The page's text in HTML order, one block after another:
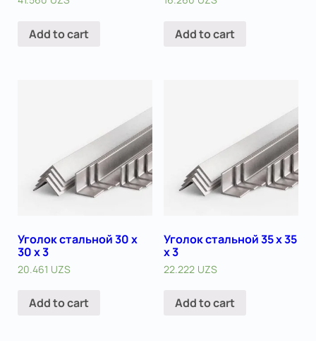
Add to cart Add to cart
Уголок стальной 30 х
30 x 3
20.461 UZS
Add to cart
Уголок стальной 35 х 35
x 3
22.222 UZS
Add to cart